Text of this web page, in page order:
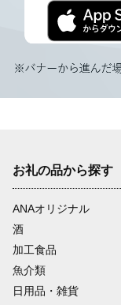
お礼の品から探す
ANAオリジナル
酒
加工食品
魚介類
日用品・雑貨